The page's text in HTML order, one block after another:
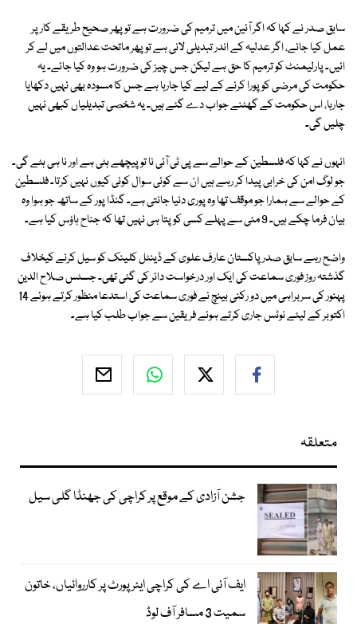
سابق صدر نے کہا کہ اگر آئین میں ترمیم کی ضرورت ہے تو پھر صحیح طریقے کار پر
عمل کیا جائے، اگر عدلیہ کے اندر تبدیلی لانی ہے تو پھر ماتحت عدالتوں میں لے کر
ائیں۔ پارلیمنٹ کو ترمیم کا حق ہے لیکن جس چیز کی ضرورت ہو وہ کیا جائے۔ یہ
حکومت کی مرضی کو پورا کرنے کے لیے کیا جارہا ہے جس کا مسودہ بھی نہیں دکھایا
جارہا، اس حکومت کے گھٹنے جواب دے گئے ہیں۔ یہ شخصی تبدیلیاں کبھی نہیں
چلیں گی۔
انہوں نے کہا کہ فلسطین کے حوالے سے پی ٹی آئی نا تو پیچھے ہٹی ہے اور نا ہی ہٹے گی۔
جو لوگ امن کی خرابی پیدا کر رہے ہیں ان سے کوئی سوال کوئی کیوں نہیں کرتا۔ فلسطین
کے حوالے سے ہمارا جو موقف تھا وہ پوری دنیا جانتی ہے۔ گنڈا پور کے ساتھ جو ہوا وہ
بیان فرما چکے ہیں۔ 9 مئی سے پہلے کسی کو پتا ہی نہیں تھا کہ جناح ہاؤس کیا ہے۔
واضح رہے سابق صدر پاکستان عارف علوی کے ڈینٹل کلینک کو سیل کرنے کیخلاف
گذشتہ روز فوری سماعت کی ایک اور درخواست دائر کی گئی تھی۔ جسٹس صلاح الدین
پہنور کی سربراہی میں دو رکنی بینچ نے فوری سماعت کی استدعا منظور کرتے ہوئے 14
اکتوبر کے لیئے نوٹس جاری کرتے ہوئے فریقین سے جواب طلب کیا ہے۔
متعلقہ
جشن آزادی کے موقع پر کراچی کی جھنڈا گلی سیل
ایف آئی اے کی کراچی ایئرپورٹ پر کارروائیاں، خاتون
سمیت 3 مسافر آف لوڈ